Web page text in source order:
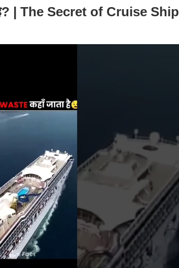
| The Secret of Cruise Ship